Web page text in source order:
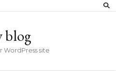
blog
WordPress site